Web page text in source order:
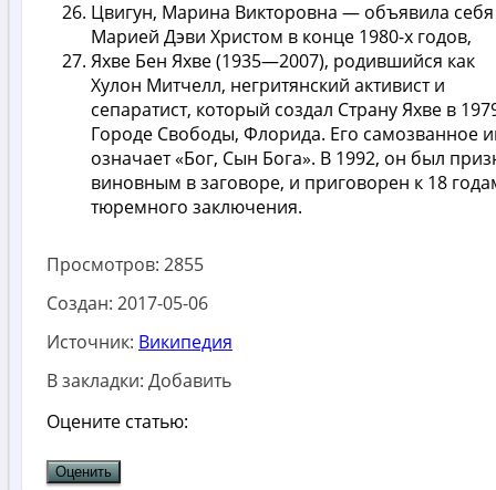
Цвигун, Марина Викторовна — объявила себя
Марией Дэви Христом в конце 1980-х годов,
Яхве Бен Яхве (1935—2007), родившийся как
Хулон Митчелл, негритянский активист и
сепаратист, который создал Страну Яхве в
Городе Свободы, Флорида. Его самозванное
означает «Бог, Сын Бога». В 1992, он был
виновным в заговоре, и приговорен к 18
тюремного заключения.
Просмотров: 2855
Создан: 2017-05-06
Источник: Википедия
В закладки: Добавить
Оцените статью: